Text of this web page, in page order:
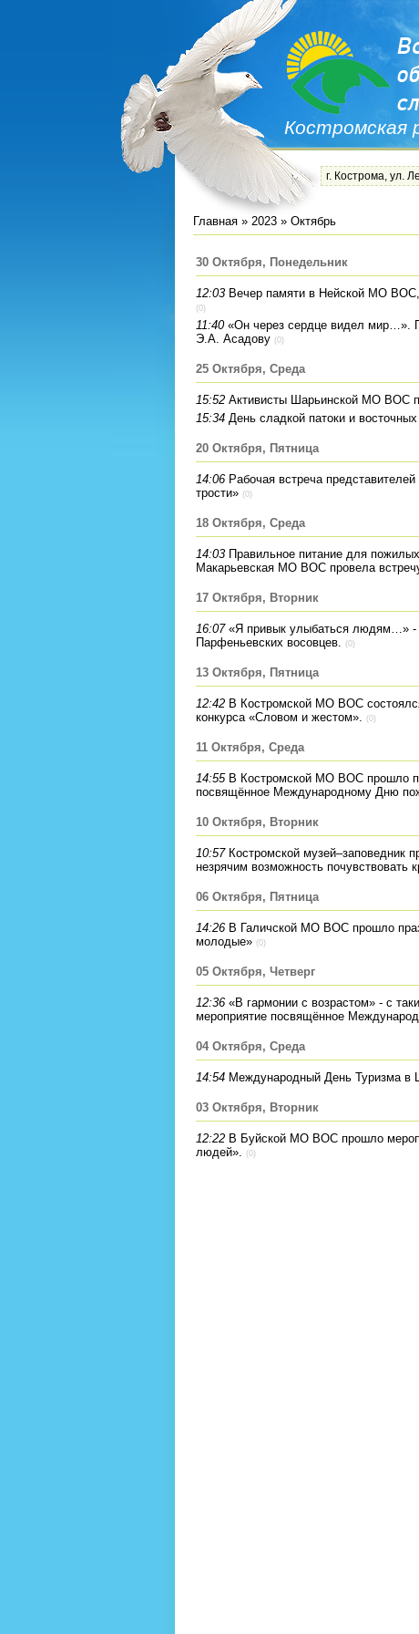
Костромская
г. Кострома, ул.
Главная » 2023 » Октябрь
30 Октября, Понедельник
12:03 Вечер памяти в Нейской МО
(0)
11:40 «Он через сердце видел мир…».
Э.А. Асадову (0)
25 Октября, Среда
15:52 Активисты Шарьинской МО ВОС
15:34 День сладкой патоки и
20 Октября, Пятница
14:06 Рабочая встреча
трости» (0)
18 Октября, Среда
14:03 Правильное питание для
Макарьевская МО ВОС провела
17 Октября, Вторник
16:07 «Я привык улыбаться людям…» -
Парфеньевских восовцев. (0)
13 Октября, Пятница
12:42 В Костромской МО ВОС
конкурса «Словом и жестом». (0)
11 Октября, Среда
14:55 В Костромской МО ВОС прошло
посвящённое Международному Дню
10 Октября, Вторник
10:57 Костромской музей–заповедник
незрячим возможность почувствовать
06 Октября, Пятница
14:26 В Галичской МО ВОС прошло
молодые» (0)
05 Октября, Четверг
12:36 «В гармонии с возрастом» - с
мероприятие посвящённое
04 Октября, Среда
14:54 Международный День Туризма
03 Октября, Вторник
12:22 В Буйской МО ВОС прошло
людей». (0)